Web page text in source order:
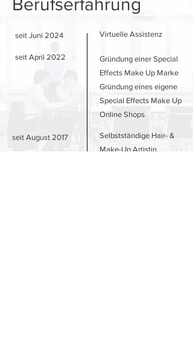
Berufserfahrung
seit Juni 2024 Virtuelle Assistenz
seit April 2022
Gründung einer Special
Effects Make Up Marke
Gründung eines eigene
Special Effects Make Up
Online Shops
seit August 2017
Selbstständige Hair- &
Make-Up Artistin